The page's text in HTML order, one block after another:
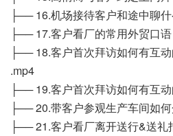
├── 16.机场接待客户和途中聊
├── 17.客户看厂的常用外贸口
├── 18.客户首次拜访如何有互动
.mp4
├── 19.客户首次拜访如何有互
├── 20.带客户参观生产车间如
├── 21.客户看厂离开送行&送礼